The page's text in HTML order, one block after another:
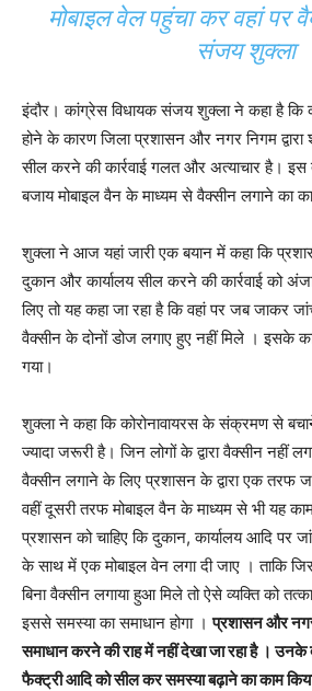
मोबाइल वेल पहुंचा कर वहां पर
संजय शुक्ला
इंदौर। कांग्रेस विधायक संजय शुक्ला ने कहा है कि
होने के कारण जिला प्रशासन और नगर निगम
सील करने की कार्रवाई गलत और अत्याचार है। इस
बजाय मोबाइल वैन के माध्यम से वैक्सीन लगाने का
शुक्ला ने आज यहां जारी एक बयान में कहा कि
दुकान और कार्यालय सील करने की कार्रवाई को
लिए तो यह कहा जा रहा है कि वहां पर जब जाकर
वैक्सीन के दोनों डोज लगाए हुए नहीं मिले । इसके
गया।
शुक्ला ने कहा कि कोरोनावायरस के संक्रमण से
ज्यादा जरूरी है। जिन लोगों के द्वारा वैक्सीन नहीं
वैक्सीन लगाने के लिए प्रशासन के द्वारा एक तरफ
वहीं दूसरी तरफ मोबाइल वैन के माध्यम से भी यह
प्रशासन को चाहिए कि दुकान, कार्यालय आदि पर
के साथ में एक मोबाइल वेन लगा दी जाए । ताकि
बिना वैक्सीन लगाया हुआ मिले तो ऐसे व्यक्ति को
इससे समस्या का समाधान होगा ।प्रशासन और नगर
समाधान करने की राह में नहीं देखा जा रहा है । उनके
फैक्ट्री आदि को सील कर समस्या बढ़ाने का काम